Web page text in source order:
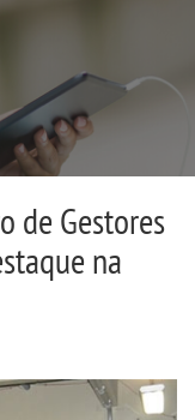
de Gestores
na